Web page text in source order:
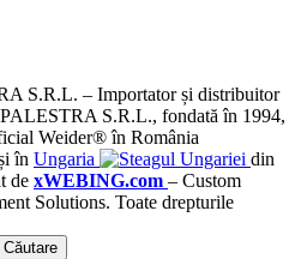
S.R.L. – Importator și distribuitor
S.R.L., fondată în 1994,
Weider® în România
în Ungaria
din
de xWEBING.com – Custom
Solutions. Toate drepturile
Căutare